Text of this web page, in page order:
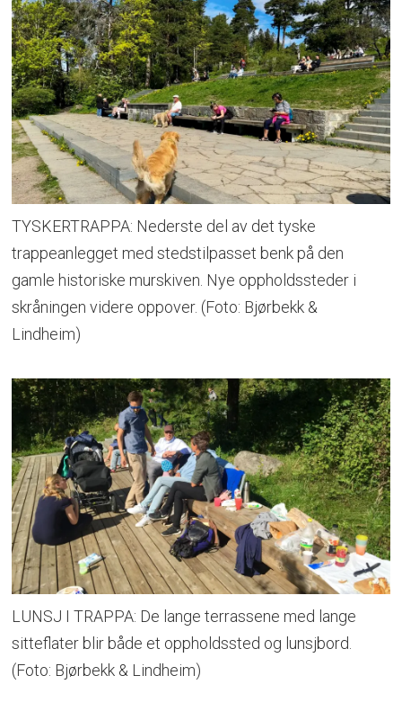
TYSKERTRAPPA: Nederste del av det tyske
trappeanlegget med stedstilpasset benk på den
gamle historiske murskiven. Nye oppholdssteder i
skråningen videre oppover. (Foto: Bjørbekk &
Lindheim)
LUNSJ I TRAPPA: De lange terrassene med lange
sitteflater blir både et oppholdssted og lunsjbord.
(Foto: Bjørbekk & Lindheim)